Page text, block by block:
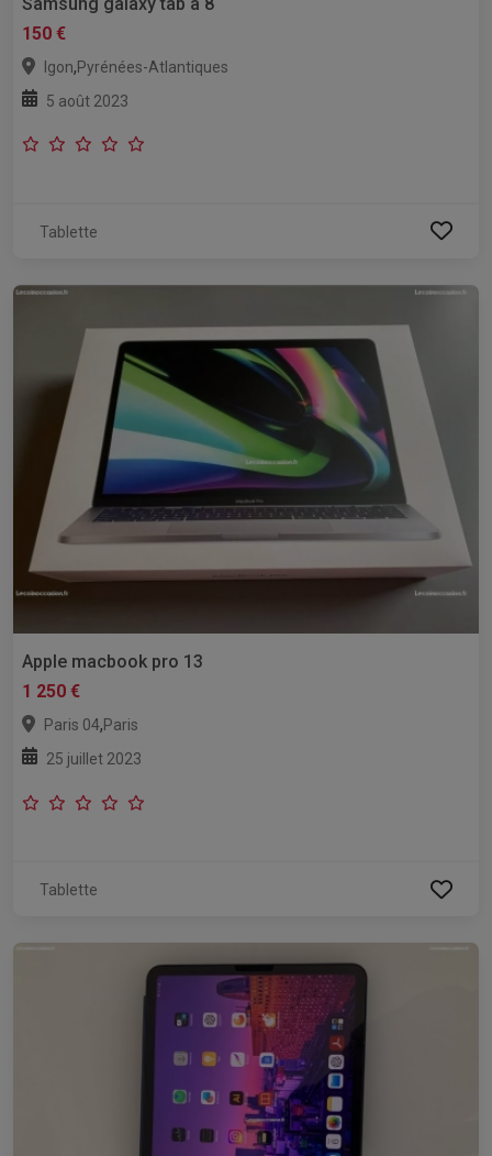
150 €
Igon,Pyrénées-Atlantiques
5 août 2023
Tablette
Apple macbook pro 13
1 250 €
Paris 04,Paris
25 juillet 2023
Tablette